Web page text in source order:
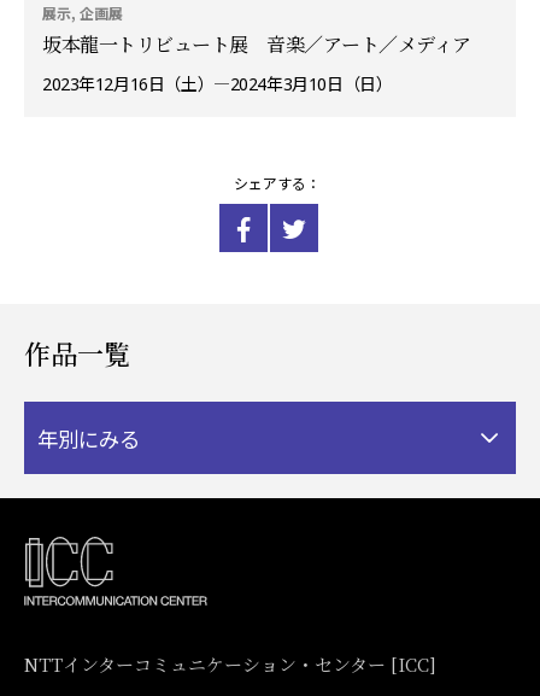
展示, 企画展
坂本龍一トリビュート展 音楽／アート／メディア
2023年12月16日（土）―2024年3月10日（日）
シェアする：
作品一覧
年別にみる
NTTインターコミュニケーション・センター [ICC]